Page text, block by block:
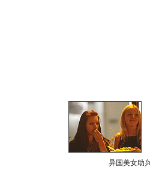
异国美女助